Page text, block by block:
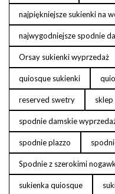
najpiękniejsze sukienki na
najwygodniejsze spodnie
Orsay sukienki wyprzedaż
quiosque sukienki
reserved swetry
spodnie damskie
spodnie plazzo
Spodnie z szerokimi
sukienka quiosque